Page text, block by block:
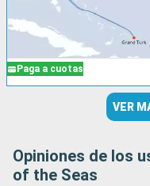
Paga a cuotas
VER
Opiniones de los
of the Seas